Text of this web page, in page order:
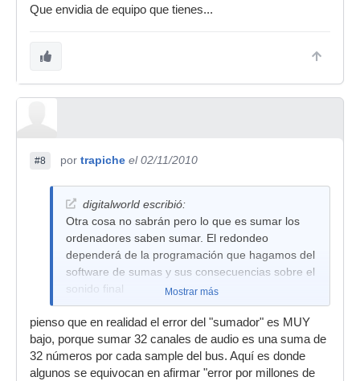
Que envidia de equipo que tienes...
#8 por trapiche el 02/11/2010
digitalworld escribió:
Otra cosa no sabrán pero lo que es sumar los
ordenadores saben sumar. El redondeo
dependerá de la programación que hagamos del
software de sumas y sus consecuencias sobre el
sonido final
Mostrar más
pienso que en realidad el error del "sumador" es MUY
bajo, porque sumar 32 canales de audio es una suma de
32 números por cada sample del bus. Aquí es donde
algunos se equivocan en afirmar "error por millones de